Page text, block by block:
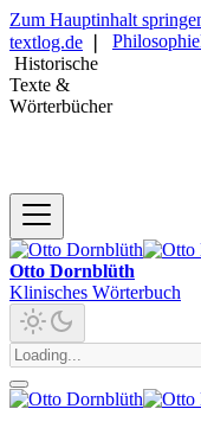
Zum Hauptinhalt
textlog.de
Historische
Texte &
Wörterbücher
Philosophie
Otto Dornblüth
Klinisches Wörterbuch